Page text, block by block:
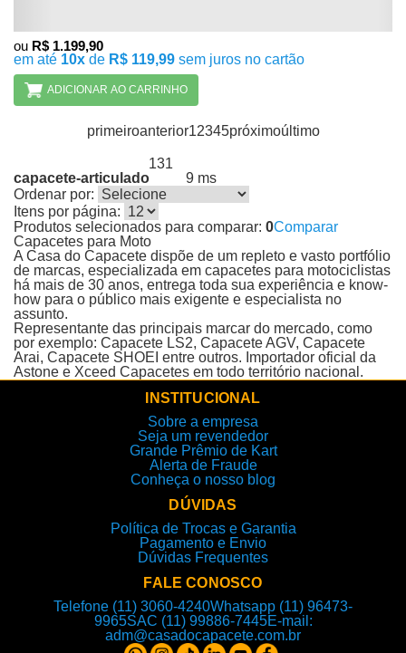
ou R$ 1.199,90
em até 10x de R$ 119,99 sem juros no cartão
ADICIONAR AO CARRINHO
primeiroanterior12345próximoúltimo
131
capacete-articulado
9 ms
Ordenar por:
Itens por página:
Produtos selecionados para comparar: 0Comparar
Capacetes para Moto
A Casa do Capacete dispõe de um repleto e vasto portfólio
de marcas, especializada em capacetes para motociclistas
há mais de 30 anos, entrega toda sua experiência e know-
how para o público mais exigente e especialista no
assunto.
Representante das principais marcar do mercado, como
por exemplo: Capacete LS2, Capacete AGV, Capacete
Arai, Capacete SHOEI entre outros. Importador oficial da
Astone e Xceed Capacetes em todo território nacional.
INSTITUCIONAL
Sobre a empresa
Seja um revendedor
Grande Prêmio de Kart
Alerta de Fraude
Conheça o nosso blog
DÚVIDAS
Política de Trocas e Garantia
Pagamento e Envio
Dúvidas Frequentes
FALE CONOSCO
Telefone (11) 3060-4240Whatsapp (11) 96473-
9965SAC (11) 99886-7445E-mail:
adm@casadocapacete.com.br